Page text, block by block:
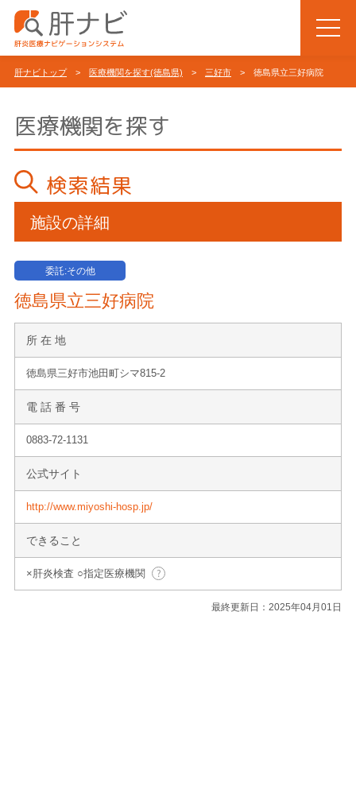
肝ナビトップ> 医療機関を探す(徳島県) > 三好市 > 徳島県立三好病院
医療機関を探す
検索結果
施設の詳細
委託:その他
徳島県立三好病院
所 在 地
徳島県三好市池田町シマ815-2
電 話 番 号
0883-72-1131
公式サイト
http://www.miyoshi-hosp.jp/
できること
×肝炎検査 ○指定医療機関
最終更新日：2025年04月01日